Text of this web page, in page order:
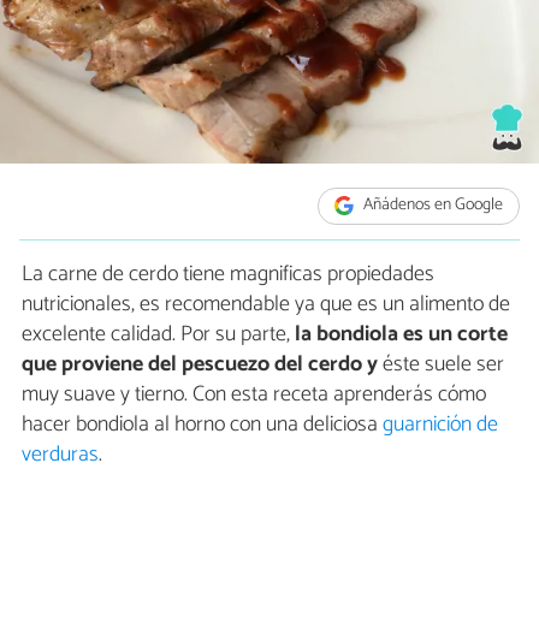
Añádenos en Google
La carne de cerdo tiene magnificas propiedades
nutricionales, es recomendable ya que es un alimento de
excelente calidad. Por su parte,la bondiola es uncorte
que proviene del pescuezo del cerdo yéste suele ser
muy suave y tierno. Con esta receta aprenderás cómo
hacer bondiola al horno con una deliciosaguarnición de
verduras.